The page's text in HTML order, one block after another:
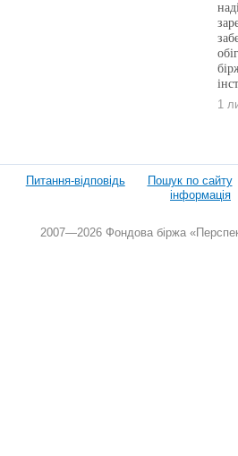
1
Питання-відповідь Пошук по сайту
інформація
2007—2026 Фондова біржа